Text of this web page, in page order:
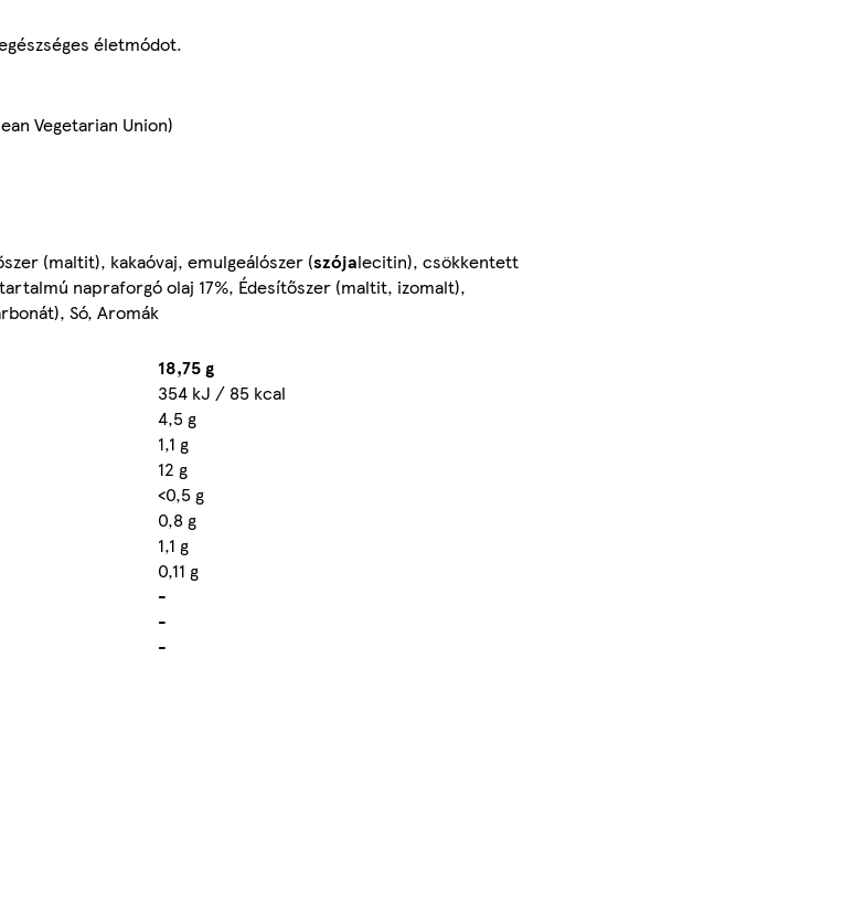
életmódot.
Vegetarian Union)
(maltit), kakaóvaj, emulgeálószer (szójalecitin), csökkentett
napraforgó olaj 17%, Édesítőszer (maltit, izomalt),
Só, Aromák
18,75 g
354 kJ / 85 kcal
4,5 g
1,1 g
12 g
<0,5 g
0,8 g
1,1 g
0,11 g
-
-
-